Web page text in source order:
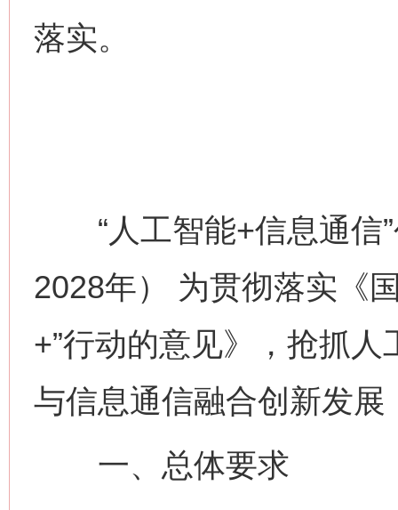
落实。
“人工智能+信息通信”
2028年） 为贯彻落实《
+”行动的意见》，抢抓
与信息通信融合创新发
一、总体要求